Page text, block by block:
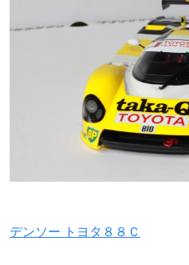
デンソー トヨタ８８Ｃ